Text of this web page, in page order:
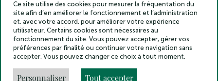
Académie des inscriptions et belles lettres – Tous droits réservés
2025
Politique de confidentialité
Mentions légales
Crédits
Gestion des cookies
Made by
Ce site utilise des cookies pour mesurer la fréquentation du
site afin d’en améliorer le fonctionnement et l’administration
et, avec votre accord, pour améliorer votre expérience
utilisateur. Certains cookies sont nécessaires au
fonctionnement du site. Vous pouvez accepter, gérer vos
préférences par finalité ou continuer votre navigation sans
accepter. Vous pouvez changer ce choix à tout moment.
Personnaliser Tout accepter